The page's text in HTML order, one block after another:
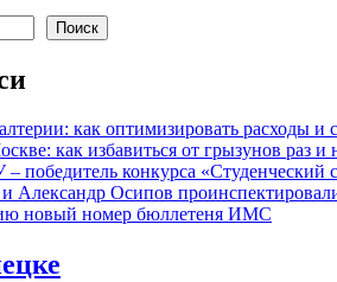
Поиск
как оптимизировать расходы и
как избавиться от грызунов раз и
победитель конкурса «Студенческий
Осипов
новый номер бюллетеня ИМС